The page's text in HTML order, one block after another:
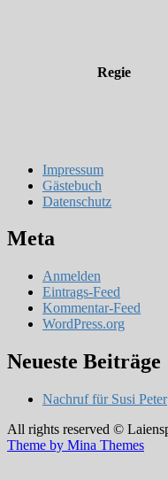
Regie
Impressum
Gästebuch
Datenschutz
Meta
Anmelden
Eintrags-Feed
Kommentar-Feed
WordPress.org
Neueste Beiträge
Nachruf für Susi Peter
All rights reserved ©
Theme by Mina Themes